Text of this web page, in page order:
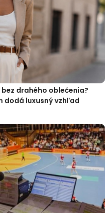
drahého oblečenia?
dodá luxusný vzhľad